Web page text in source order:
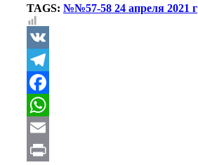
TAGS: №№57-58 24 апреля 2021 г
VK
Telegram
Facebook
WhatsApp
Email